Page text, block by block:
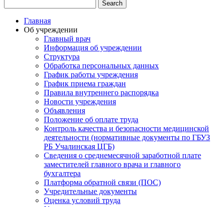
Главная
Об учреждении
Главный врач
Информация об учреждении
Структура
Обработка персональных данных
График работы учреждения
График приема граждан
Правила внутреннего распорядка
Новости учреждения
Объявления
Положение об оплате труда
Контроль качества и безопасности медицинской
деятельности (нормативные документы по ГБУЗ
РБ Учалинская ЦГБ)
Сведения о среднемесячной заработной плате
заместителей главного врача и главного
бухгалтера
Платформа обратной связи (ПОС)
Учредительные документы
Оценка условий труда